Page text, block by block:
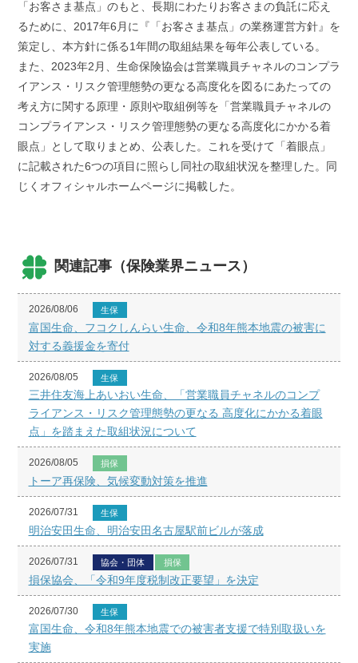
「お客さま基点」のもと、長期にわたりお客さまの負託に応え
るために、2017年6月に『「お客さま基点」の業務運営方針』を
策定し、本方針に係る1年間の取組結果を毎年公表している。
また、2023年2月、生命保険協会は営業職員チャネルのコンプラ
イアンス・リスク管理態勢の更なる高度化を図るにあたっての
考え方に関する原理・原則や取組例等を「営業職員チャネルの
コンプライアンス・リスク管理態勢の更なる高度化にかかる着
眼点」として取りまとめ、公表した。これを受けて「着眼点」
に記載された6つの項目に照らし同社の取組状況を整理した。同
じくオフィシャルホームページに掲載した。
関連記事（保険業界ニュース）
2026/08/06 生保
富国生命、フコクしんらい生命、令和8年熊本地震の被害に
対する義援金を寄付
2026/08/05 生保
三井住友海上あいおい生命、「営業職員チャネルのコンプ
ライアンス・リスク管理態勢の更なる 高度化にかかる着眼
点」を踏まえた取組状況について
2026/08/05 損保
トーア再保険、気候変動対策を推進
2026/07/31 生保
明治安田生命、明治安田名古屋駅前ビルが落成
2026/07/31 協会・団体 損保
損保協会、「令和9年度税制改正要望」を決定
2026/07/30 生保
富国生命、令和8年熊本地震での被害者支援で特別取扱いを
実施